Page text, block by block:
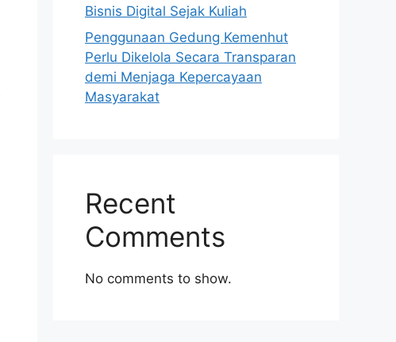
Bisnis Digital Sejak Kuliah
Penggunaan Gedung Kemenhut
Perlu Dikelola Secara Transparan
demi Menjaga Kepercayaan
Masyarakat
Recent
Comments
No comments to show.